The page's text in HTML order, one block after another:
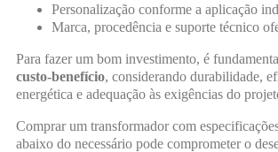
Personalização conforme a aplicação
Marca, procedência e suporte técnico
Para fazer um bom investimento, é
custo-benefício, considerando durabilidade,
energética e adequação às exigências do
Comprar um transformador com
abaixo do necessário pode comprometer o